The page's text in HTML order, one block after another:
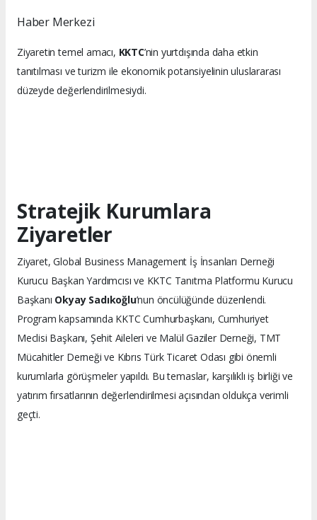
Haber Merkezi
Ziyaretin temel amacı, KKTC’nin yurtdışında daha etkin
tanıtılması ve turizm ile ekonomik potansiyelinin uluslararası
düzeyde değerlendirilmesiydi.
Stratejik Kurumlara
Ziyaretler
Ziyaret, Global Business Management İş İnsanları Derneği
Kurucu Başkan Yardımcısı ve KKTC Tanıtma Platformu Kurucu
Başkanı Okyay Sadıkoğlu’nun öncülüğünde düzenlendi.
Program kapsamında KKTC Cumhurbaşkanı, Cumhuriyet
Meclisi Başkanı, Şehit Aileleri ve Malül Gaziler Derneği, TMT
Mücahitler Derneği ve Kıbrıs Türk Ticaret Odası gibi önemli
kurumlarla görüşmeler yapıldı. Bu temaslar, karşılıklı iş birliği ve
yatırım fırsatlarının değerlendirilmesi açısından oldukça verimli
geçti.